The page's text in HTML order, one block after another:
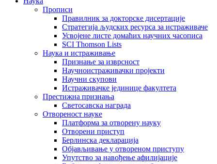
Прописи
Правилник за докторске дисертације
Стратегија људских ресурса за истраживаче
Усвојене листе домаћих научних часописа
SCI Thomson Lists
Наука и истраживање
Признање за изврсност
Научноистраживачки пројекти
Научни скупови
Истраживачке јединице факултета
Престижна признања
Светосавска награда
Отвореност науке
Платформа за отворену науку
Отворени приступ
Берлинска декларација
Објављивање у отвореном приступу
Упутство за навођење афилијације